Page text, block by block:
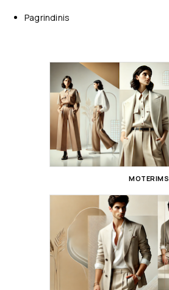
Pagrindinis
MOTERIMS